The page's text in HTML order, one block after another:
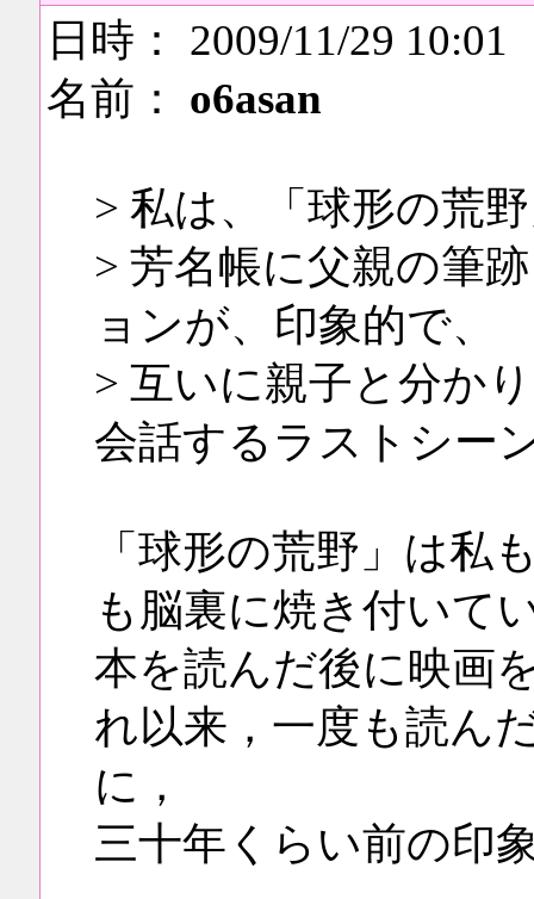
日時： 2009/11/29 10:01
名前： o6asan
> 私は、「球形の荒
> 芳名帳に父親の筆
ョンが、印象的で、
> 互いに親子と分か
会話するラストシー
「球形の荒野」は私
も脳裏に焼き付いて
本を読んだ後に映画
れ以来，一度も読ん
に，
三十年くらい前の印